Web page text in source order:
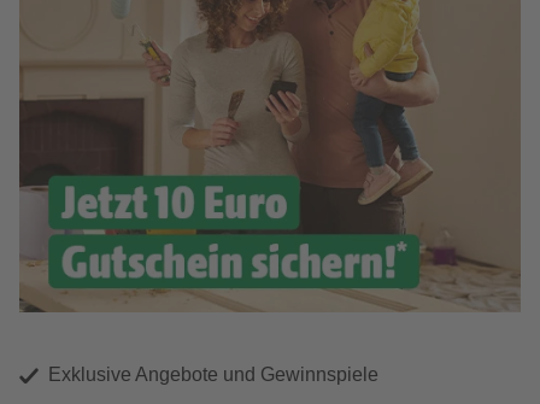
Exklusive Angebote und Gewinnspiele